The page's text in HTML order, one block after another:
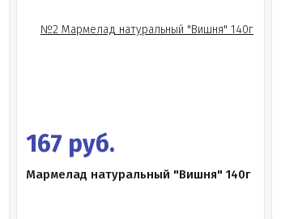
167 руб.
Мармелад натуральный "Вишня" 140г